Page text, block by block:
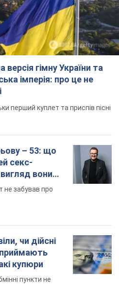
гімну України та
імперія: про це не
перший куплет та приспів пісні
– 53: що
секс-
вони
не забував про
чи дійсні
купюри
пункти не